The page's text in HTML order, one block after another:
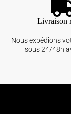
Livraison
Nous expédions
sous 24/48h